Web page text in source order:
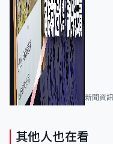
新聞資訊
其他人也在看